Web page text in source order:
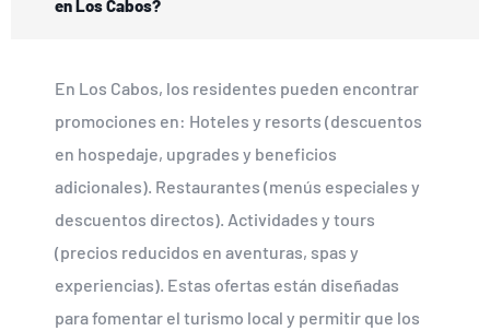
en Los Cabos?
En Los Cabos, los residentes pueden encontrar
promociones en: Hoteles y resorts (descuentos
en hospedaje, upgrades y beneficios
adicionales). Restaurantes (menús especiales y
descuentos directos). Actividades y tours
(precios reducidos en aventuras, spas y
experiencias). Estas ofertas están diseñadas
para fomentar el turismo local y permitir que los